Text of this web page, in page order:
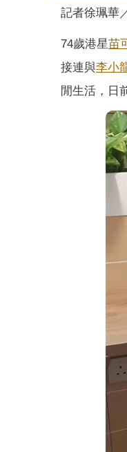
記者徐珮華
74歲港星苗
接連與李小
閒生活，日